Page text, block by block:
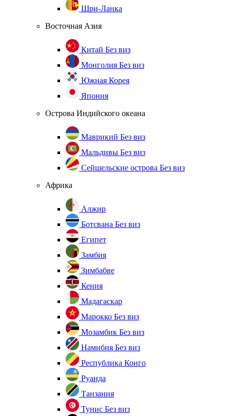
Шри-Ланка
Восточная Азия
Китай Без виз
Монголия Без виз
Южная Корея
Япония
Острова Индийского океана
Маврикий Без виз
Мальдивы Без виз
Сейшельские острова Без виз
Африка
Алжир
Ботсвана Без виз
Египет
Замбия
Зимбабве
Кения
Мадагаскар
Марокко Без виз
Мозамбик Без виз
Намибия Без виз
Республика Конго
Руанда
Танзания
Тунис Без виз